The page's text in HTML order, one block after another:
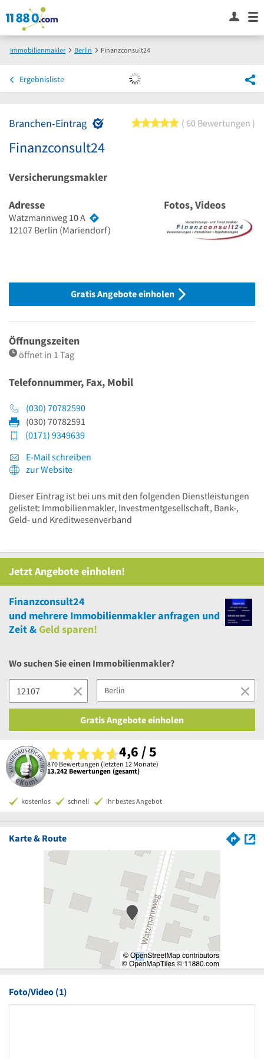
Immobilienmakler Berlin Finanzconsult24
Ergebnisliste
Branchen-Eintrag 5 von 5 Sternen
60 Bewertungen
Finanzconsult24
Versicherungsmakler
Adresse
Watzmannweg 10 A
12107 Berlin (Mariendorf)
Fotos, Videos
Gratis Angebote einholen
Öffnungszeiten
öffnet in 1 Tag
Telefonnummer, Fax, Mobil
(030) 70782590
(030) 70782591
(0171) 9349639
E-Mail schreiben
zur Website
Dieser Eintrag ist bei uns mit den folgenden Dienstleistungen
gelistet: Immobilienmakler, Investmentgesellschaft, Bank-,
Geld- und Kreditwesenverband
Jetzt Angebote einholen!
Finanzconsult24
und mehrere Immobilienmakler anfragen und
Zeit &Geld sparen!
Wo suchen Sie einen Immobilienmakler?
Gratis Angebote einholen
4,6 / 5
870 Bewertungen (letzten 12 Monate)
13.242 Bewertungen (gesamt)
kostenlos schnell Ihr bestes Angebot
Karte & Route
Foto/Video (1)